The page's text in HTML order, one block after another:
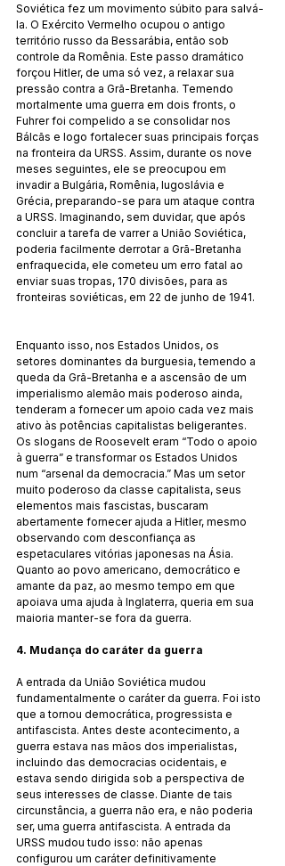
Soviética fez um movimento súbito para salvá-
la. O Exército Vermelho ocupou o antigo
território russo da Bessarábia, então sob
controle da Romênia. Este passo dramático
forçou Hitler, de uma só vez, a relaxar sua
pressão contra a Grã-Bretanha. Temendo
mortalmente uma guerra em dois fronts, o
Fuhrer foi compelido a se consolidar nos
Bálcãs e logo fortalecer suas principais forças
na fronteira da URSS. Assim, durante os nove
meses seguintes, ele se preocupou em
invadir a Bulgária, Romênia, Iugoslávia e
Grécia, preparando-se para um ataque contra
a URSS. Imaginando, sem duvidar, que após
concluir a tarefa de varrer a União Soviética,
poderia facilmente derrotar a Grã-Bretanha
enfraquecida, ele cometeu um erro fatal ao
enviar suas tropas, 170 divisões, para as
fronteiras soviéticas, em 22 de junho de 1941.
Enquanto isso, nos Estados Unidos, os
setores dominantes da burguesia, temendo a
queda da Grã-Bretanha e a ascensão de um
imperialismo alemão mais poderoso ainda,
tenderam a fornecer um apoio cada vez mais
ativo às potências capitalistas beligerantes.
Os slogans de Roosevelt eram “Todo o apoio
à guerra” e transformar os Estados Unidos
num “arsenal da democracia.” Mas um setor
muito poderoso da classe capitalista, seus
elementos mais fascistas, buscaram
abertamente fornecer ajuda a Hitler, mesmo
observando com desconfiança as
espetaculares vitórias japonesas na Ásia.
Quanto ao povo americano, democrático e
amante da paz, ao mesmo tempo em que
apoiava uma ajuda à Inglaterra, queria em sua
maioria manter-se fora da guerra.
4. Mudança do caráter da guerra
A entrada da União Soviética mudou
fundamentalmente o caráter da guerra. Foi isto
que a tornou democrática, progressista e
antifascista. Antes deste acontecimento, a
guerra estava nas mãos dos imperialistas,
incluindo das democracias ocidentais, e
estava sendo dirigida sob a perspectiva de
seus interesses de classe. Diante de tais
circunstância, a guerra não era, e não poderia
ser, uma guerra antifascista. A entrada da
URSS mudou tudo isso: não apenas
configurou um caráter definitivamente